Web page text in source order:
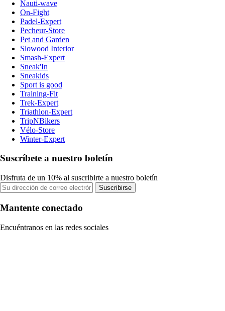
Nauti-wave
On-Fight
Padel-Expert
Pecheur-Store
Pet and Garden
Slowood Interior
Smash-Expert
Sneak'In
Sneakids
Sport is good
Training-Fit
Trek-Expert
Triathlon-Expert
TripNBikers
Vélo-Store
Winter-Expert
Suscríbete a nuestro boletín
Disfruta de un 10% al suscribirte a nuestro boletín
Suscribirse
Mantente conectado
Encuéntranos en las redes sociales